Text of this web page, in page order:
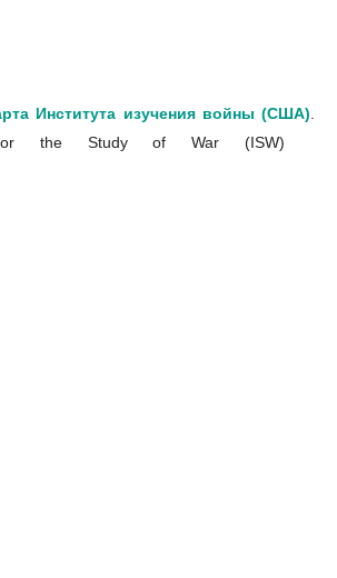
Института изучения войны (США)
the Study of War (ISW)